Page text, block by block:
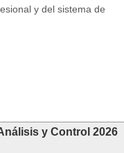
y del sistema de
y Control 2026